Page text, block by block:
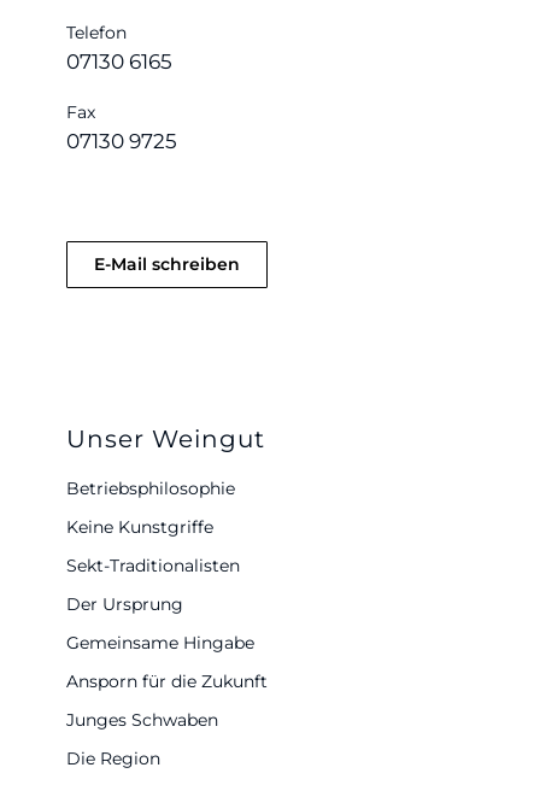
Telefon
07130 6165
Fax
07130 9725
E-Mail schreiben
Unser Weingut
Betriebsphilosophie
Keine Kunstgriffe
Sekt-Traditionalisten
Der Ursprung
Gemeinsame Hingabe
Ansporn für die Zukunft
Junges Schwaben
Die Region